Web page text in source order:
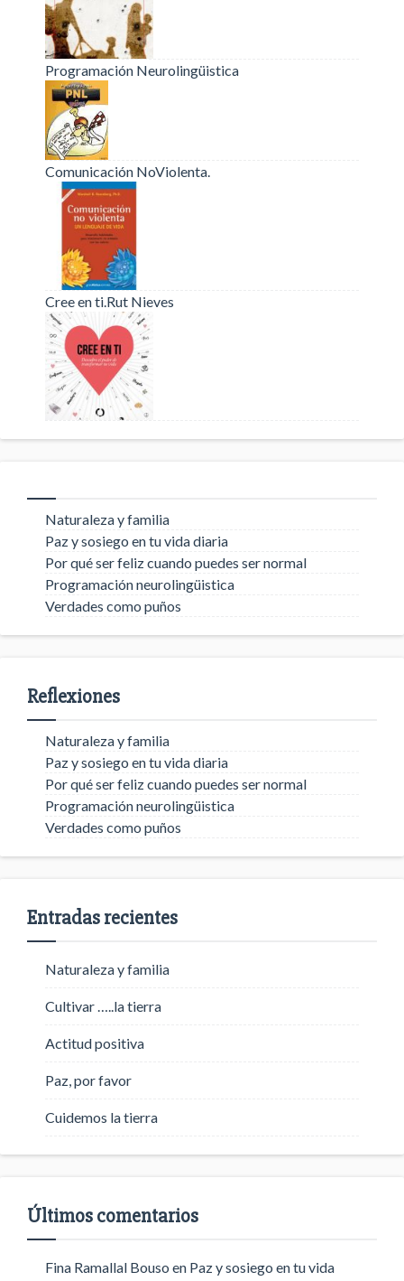
Programación Neurolingüistica
Comunicación NoViolenta.
Cree en ti.Rut Nieves
Naturaleza y familia
Paz y sosiego en tu vida diaria
Por qué ser feliz cuando puedes ser normal
Programación neurolingüistica
Verdades como puños
Reflexiones
Naturaleza y familia
Paz y sosiego en tu vida diaria
Por qué ser feliz cuando puedes ser normal
Programación neurolingüistica
Verdades como puños
Entradas recientes
Naturaleza y familia
Cultivar …..la tierra
Actitud positiva
Paz, por favor
Cuidemos la tierra
Últimos comentarios
Fina Ramallal Bouso en Paz y sosiego en tu vida